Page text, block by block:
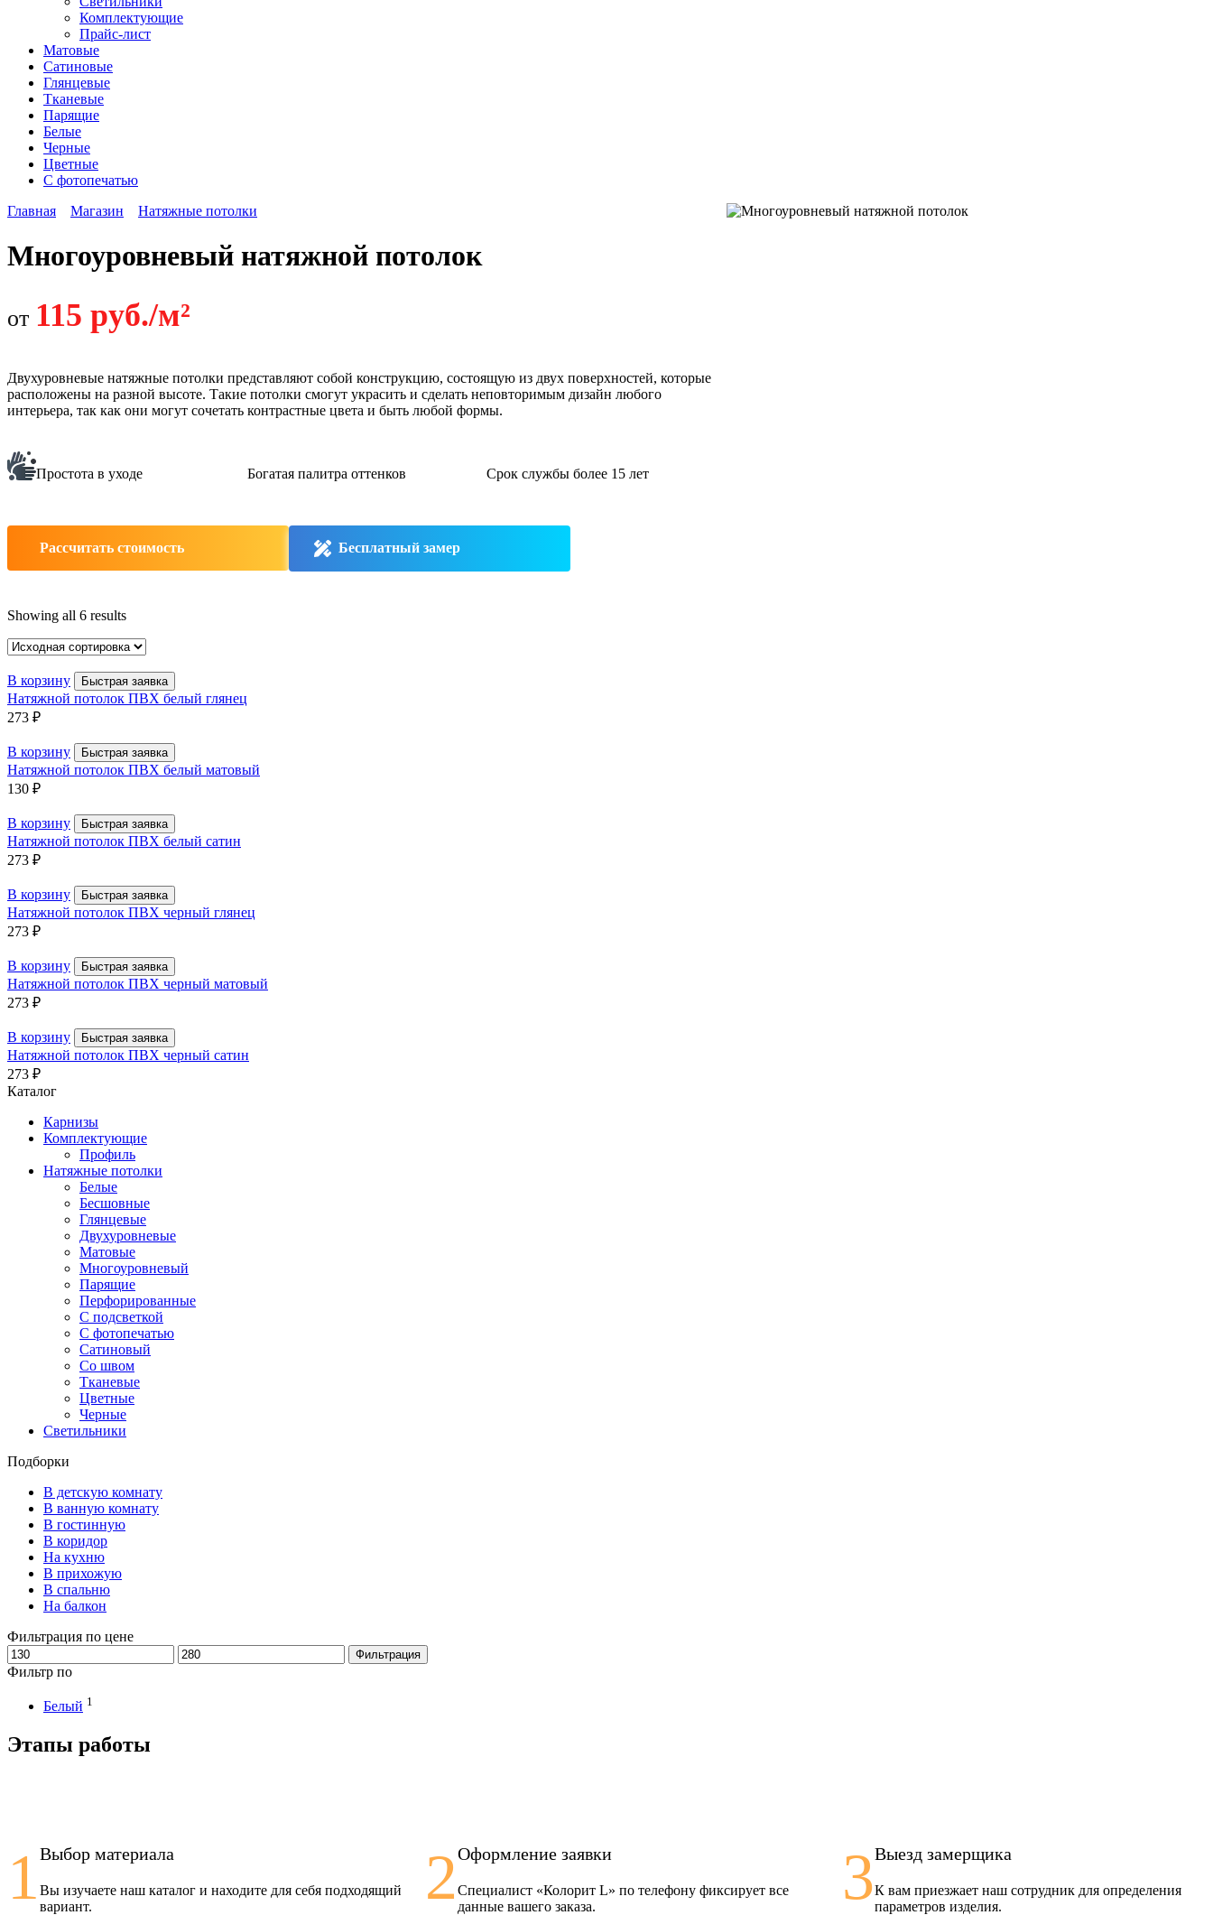
Комплектующие
Прайс-лист
Матовые
Сатиновые
Глянцевые
Тканевые
Парящие
Белые
Черные
Цветные
С фотопечатью
Главная
Магазин Натяжные потолки
Многоуровневый натяжной потолок
от 115 руб./м²
Двухуровневые натяжные потолки представляют собой конструкцию, состоящую из двух поверхностей, которые
расположены на разной высоте. Такие потолки смогут украсить и сделать неповторимым дизайн любого
интерьера, так как они могут сочетать контрастные цвета и быть любой формы.
Простота в уходе Богатая палитра оттенков Срок службы более 15 лет
Рассчитать стоимость Бесплатный замер
Showing all 6 results
В корзину Быстрая заявка
Натяжной потолок ПВХ белый глянец
273 ₽
В корзину Быстрая заявка
Натяжной потолок ПВХ белый матовый
130 ₽
В корзину Быстрая заявка
Натяжной потолок ПВХ белый сатин
273 ₽
В корзину Быстрая заявка
Натяжной потолок ПВХ черный глянец
273 ₽
В корзину Быстрая заявка
Натяжной потолок ПВХ черный матовый
273 ₽
В корзину Быстрая заявка
Натяжной потолок ПВХ черный сатин
273 ₽
Каталог
Карнизы
Комплектующие
Профиль
Натяжные потолки
Белые
Бесшовные
Глянцевые
Двухуровневые
Матовые
Многоуровневый
Парящие
Перфорированные
С подсветкой
С фотопечатью
Сатиновый
Со швом
Тканевые
Цветные
Черные
Светильники
Подборки
В детскую комнату
В ванную комнату
В гостинную
В коридор
На кухню
В прихожую
В спальню
На балкон
Фильтрация по цене
Минимальная
цена
Максимальная
цена
Фильтрация
Фильтр по
Белый 1
Этапы работы
1Выбор материала
Вы изучаете наш каталог и находите для себя подходящий
вариант.
2Оформление заявки
Специалист «Колорит L» по телефону фиксирует все
данные вашего заказа.
3Выезд замерщика
К вам приезжает наш сотрудник для определения
параметров изделия.